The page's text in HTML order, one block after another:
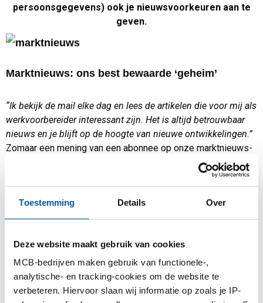
Toestemming Details Over
Deze website maakt gebruik van cookies
MCB-bedrijven maken gebruik van functionele-,
analytische- en tracking-cookies om de website te
verbeteren. Hiervoor slaan wij informatie op zoals je IP-
persoonsgegevens) ook je nieuwsvoorkeuren aan te
geven.
Marktnieuws: ons best bewaarde ‘geheim’
“Ik bekijk de mail elke dag en lees de artikelen die voor mij als
werkvoorbereider interessant zijn. Het is altijd betrouwbaar
nieuws en je blijft op de hoogte van nieuwe ontwikkelingen.”
Zomaar een mening van een abonnee op onze marktnieuws-
service, inmiddels zijn ongeveer 1500 klanten hierop
geabonneerd. Ze krijgen elke dag om 15:00 uur een mail van
MCB met relevant marktnieuws, op maat: de nieuwsberichten
in de mail zijn afgestemd op hun aankopen bij MCB (bijv.
alleen aluminiumnieuws) of op hun branche (bijv. alleen
aanpassen.
Al bijna 20 jaar verzamelt de Marketingafdeling van MCB voor
eigen gebruik relevante metaalmarktontwikkelingen. Een
speciaal hiervoor ontwikkeld ‘digitaal spinnetje’ struint